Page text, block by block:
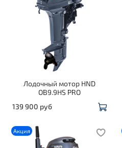
Лодочный мотор HND
OB9.9HS PRO
139 900 руб
Акция